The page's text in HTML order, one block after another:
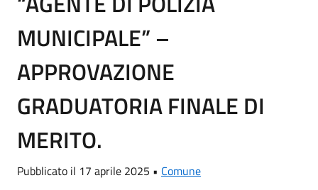
MUNICIPALE” –
APPROVAZIONE
GRADUATORIA FINALE DI
MERITO.
Pubblicato il 17 aprile 2025 • Comune